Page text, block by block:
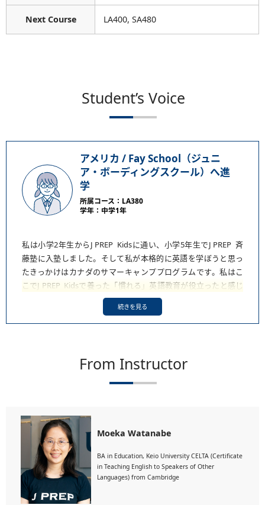
Next Course LA400, SA480
Student’s Voice
アメリカ / Fay School（ジュニ
ア・ボーディングスクール）へ進
学
所属コース：LA380
学年：中学1年
私は小学2年生から J PREP Kidsに通い、小学5年生でJ PREP 斉
藤塾に入塾しました。そして私が本格的に英語を学ぼうと思っ
たきっかけはカナダのサマーキャンププログラムです。私はこ
こでJ PREP Kidsで養った「慣れる」英語教育が役立ったと感じ
ています。私はこのキャンプで「学ぶ英語」と「使う英語」は
違うことに気づきました。英語の文法や単語を一生懸命学んで
も、それを自分で使いこなせなければ何の意味もないと感じた
ています。それでも、何をするにも英語でコミュニケーション
をしなければならない環境で不自由を感じた私は、初めて世界
なりました。
Admission Officerとの面接では
（英語母語）講師と話していたことが役立ち、緊張せず、まる
で友達と話しているかのように盛り上がって話すことができま
した。たくさんの不安と希望が入り混じっていますが、
で培ってきた英語技術を生かしてアメリカでの留学生活を楽し
From Instructor
Moeka Watanabe
BA in Education, Keio University CELTA (Certificate
in Teaching English to Speakers of Other
Languages) from Cambridge